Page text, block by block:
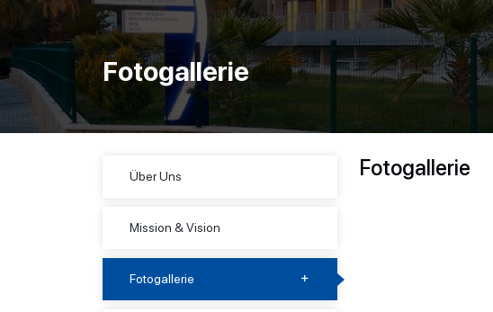
Fotogallerie
Über Uns
Mission & Vision
Fotogallerie
Fotogallerie